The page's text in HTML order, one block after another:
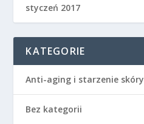
styczeń 2017
KATEGORIE
Anti-aging i starzenie skóry
Bez kategorii